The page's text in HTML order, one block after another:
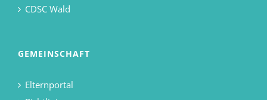
CDSC Wald
GEMEINSCHAFT
Elternportal